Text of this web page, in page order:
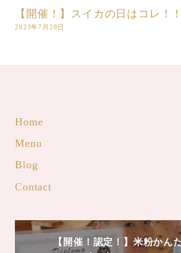
【開催！】スイカの日はコレ！！
2023年7月28日
Home
Menu
Blog
Contact